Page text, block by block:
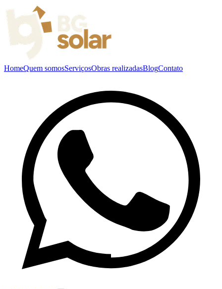
HomeQuem somosServiçosObras realizadasBlogContato